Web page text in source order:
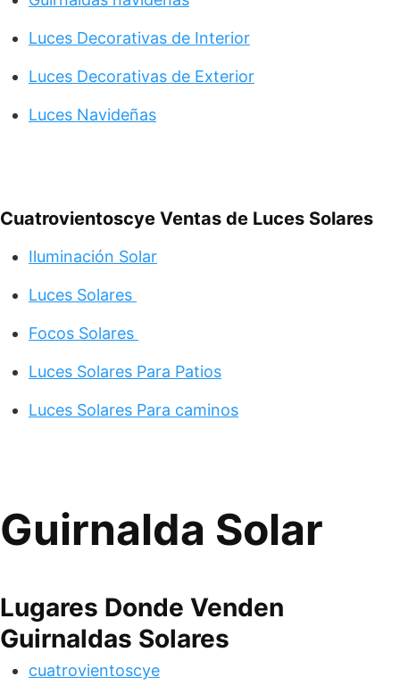
Luces Decorativas de Interior
Luces Decorativas de Exterior
Luces Navideñas
Cuatrovientoscye Ventas de Luces Solares
Iluminación Solar
Luces Solares
Focos Solares
Luces Solares Para Patios
Luces Solares Para caminos
Guirnalda Solar
Lugares Donde Venden
Guirnaldas Solares
cuatrovientoscye